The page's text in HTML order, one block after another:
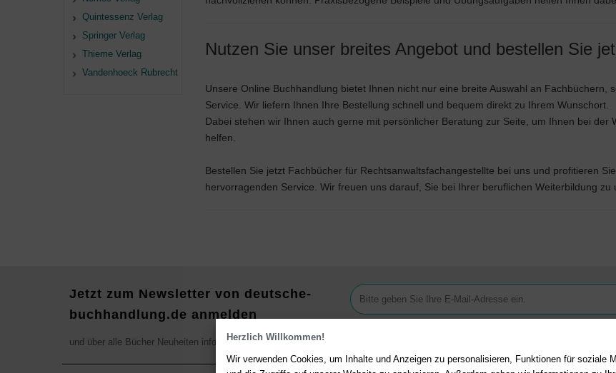
Herzlich Willkommen!
Wir verwenden Cookies, um Inhalte und Anzeigen zu personalisieren, Funktionen für soziale
Quintessenz Verlag
Springer Verlag
Thieme Verlag
Vandenhoeck Rubrecht
Nutzen Sie unser breites Angebot und bestellen Sie
Unsere Online Buchhandlung bietet Ihnen nicht nur eine breite Auswahl an Fachbüchern,
Service. Wir liefern Ihnen Ihre Bestellung schnell und bequem direkt zu Ihrem Wunschort.
Dabei stehen wir Ihnen auch gerne mit persönlicher Beratung zur Seite, um Ihnen bei der
helfen.
Bestellen Sie jetzt Fachbücher für Rechtsanwaltsfachangestellte bei uns und profitieren
hervorragenden Service. Wir freuen uns darauf, Sie bei Ihrer beruflichen Weiterbildung zu
Jetzt zum Newsletter von deutsche-
buchhandlung.de anmelden
und über alle Bücher Neuheiten informieren